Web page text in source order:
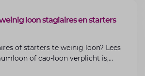
loon stagiaires en starters
of starters te weinig loon? Lees
of cao-loon verplicht is,